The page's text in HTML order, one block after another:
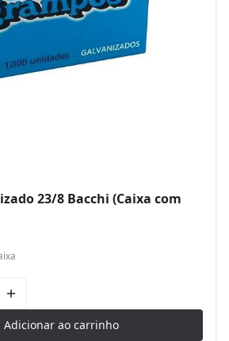
23/8 Bacchi (Caixa com
Adicionar ao carrinho